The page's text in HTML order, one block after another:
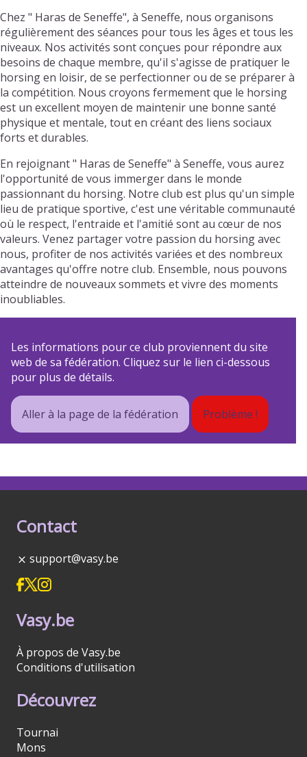
Chez " Haras de Seneffe", à Seneffe, nous organisons
régulièrement des séances pour tous les âges et tous les
niveaux. Nos activités sont conçues pour répondre aux
besoins de chaque membre, qu'il s'agisse de pratiquer le
horsing en loisir, de se perfectionner ou de se préparer à
la compétition. Nous croyons fermement que le horsing
est un excellent moyen de maintenir une bonne santé
physique et mentale, tout en créant des liens sociaux
forts et durables.
En rejoignant " Haras de Seneffe" à Seneffe, vous aurez
l'opportunité de vous immerger dans le monde
passionnant du horsing. Notre club est plus qu'un simple
lieu de pratique sportive, c'est une véritable communauté
où le respect, l'entraide et l'amitié sont au cœur de nos
valeurs. Venez partager votre passion du horsing avec
nous, profiter de nos activités variées et des nombreux
avantages qu'offre notre club. Ensemble, nous pouvons
atteindre de nouveaux sommets et vivre des moments
inoubliables.
Les informations pour ce club proviennent du site
web de sa fédération. Cliquez sur le lien ci-dessous
pour plus de détails.
Aller à la page de la fédération Problème !
Contact
support@vasy.be
Vasy.be
À propos de Vasy.be
Conditions d'utilisation
Découvrez
Tournai
Mons